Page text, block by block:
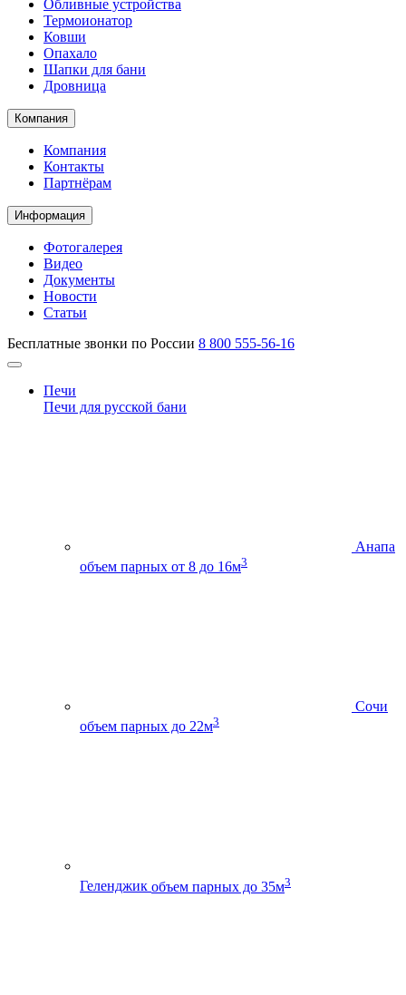
Обливные устройства
Термоионатор
Ковши
Опахало
Шапки для бани
Дровница
Компания
Компания
Контакты
Партнёрам
Информация
Фотогалерея
Видео
Документы
Новости
Статьи
Бесплатные звонки по России 8 800 555-56-16
Печи
Печи для русской бани
Анапа
объем парных от 8 до 16м3
Сочи
объем парных до 22м3
Геленджик объем парных до 35м3